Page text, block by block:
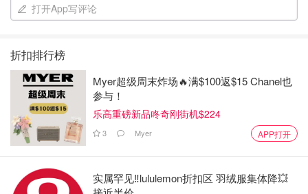
打开App写评论
折扣排行榜
Myer超级周末炸场🔥满$100返$15 Chanel也
参与！
乐高重磅新品咚奇刚街机$224
3 Myer APP打开
实属罕见‼️lululemon折扣区 羽绒服集体降💥